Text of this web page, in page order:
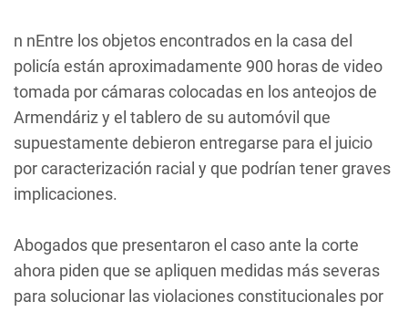
n nEntre los objetos encontrados en la casa del
policía están aproximadamente 900 horas de video
tomada por cámaras colocadas en los anteojos de
Armendáriz y el tablero de su automóvil que
supuestamente debieron entregarse para el juicio
por caracterización racial y que podrían tener graves
implicaciones.
Abogados que presentaron el caso ante la corte
ahora piden que se apliquen medidas más severas
para solucionar las violaciones constitucionales por